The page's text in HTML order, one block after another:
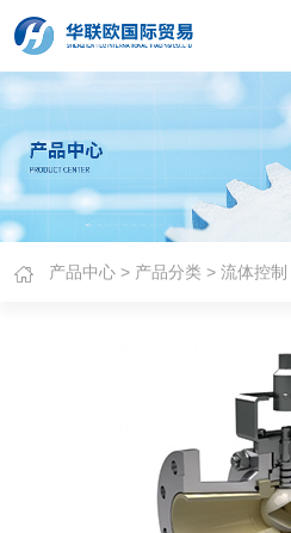
产品中心 > 产品分类 >流体控制